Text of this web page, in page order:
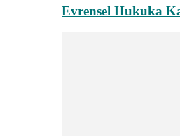
Evrensel Hukuka